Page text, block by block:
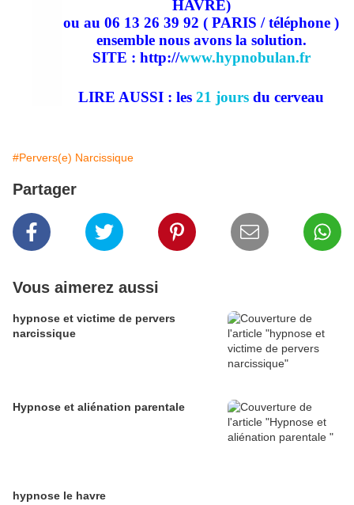
HAVRE)
ou au 06 13 26 39 92 ( PARIS / téléphone )
ensemble nous avons la solution.
SITE : http://www.hypnobulan.fr
LIRE AUSSI : les21 jours du cerveau
#Pervers(e) Narcissique
Partager
Vous aimerez aussi
hypnose et victime de pervers
narcissique
Hypnose et aliénation parentale
hypnose le havre